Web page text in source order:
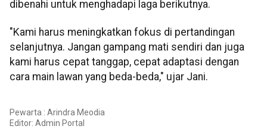
dibenahi untuk menghadapi laga berikutnya.
"Kami harus meningkatkan fokus di pertandingan
selanjutnya. Jangan gampang mati sendiri dan juga
kami harus cepat tanggap, cepat adaptasi dengan
cara main lawan yang beda-beda," ujar Jani.
Pewarta : Arindra Meodia
Editor: Admin Portal